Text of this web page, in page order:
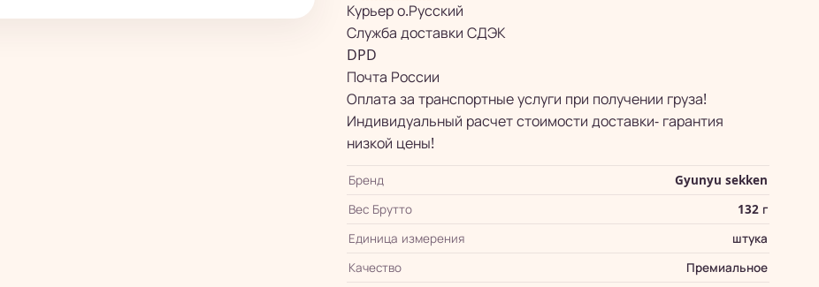
Курьер о.Русский
Служба доставки СДЭК
DPD
Почта России
Оплата за транспортные услуги при получении груза!
Индивидуальный расчет стоимости доставки- гарантия
низкой цены!
Бренд
Gyunyu sekken
Вес Брутто
132 г
Единица измерения
штука
Качество
Премиальное